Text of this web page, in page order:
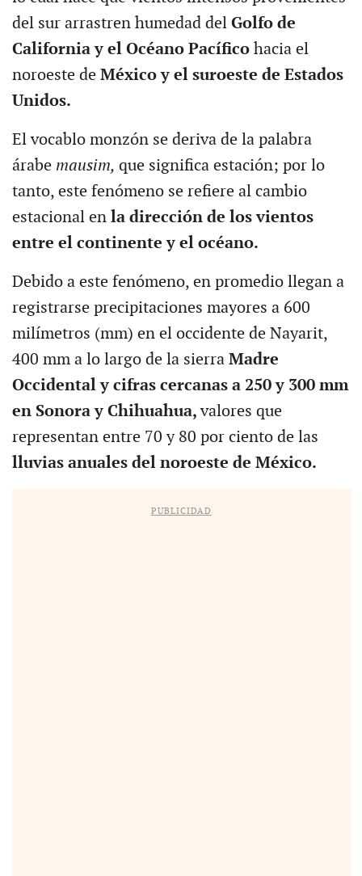
del sur arrastren humedad del Golfo de
California y el Océano Pacíficohacia el
noroeste deMéxico y el suroeste de Estados
Unidos.
El vocablo monzón se deriva de la palabra
árabemausim, que significa estación; por lo
tanto, este fenómeno se refiere al cambio
estacional en la dirección de los vientos
entre el continente y el océano.
Debido a este fenómeno, en promedio llegan a
registrarse precipitaciones mayores a 600
milímetros (mm) en el occidente de Nayarit,
400 mm a lo largo de la sierra Madre
Occidental y cifras cercanas a 250 y 300 mm
en Sonora y Chihuahua,valores que
representan entre 70 y 80 por ciento de las
lluvias anuales del noroeste de México.
PUBLICIDAD